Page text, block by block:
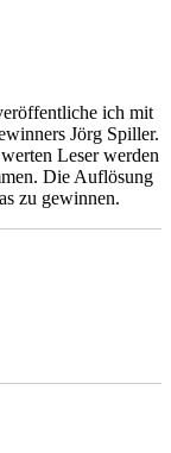
ich mit
Jörg Spiller.
Leser werden
Die Auflösung
zu gewinnen.